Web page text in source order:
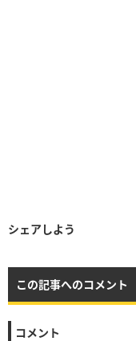
シェアしよう
この記事へのコメント
コメント